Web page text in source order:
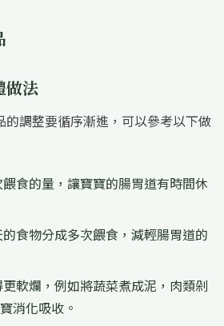
做法
的調整要循序漸進，可以參考以下做
食的量，讓寶寶的腸胃道有時間休
食物分成多次餵食，減輕腸胃道的
軟爛，例如將蔬菜煮成泥，肉類剁
消化吸收。